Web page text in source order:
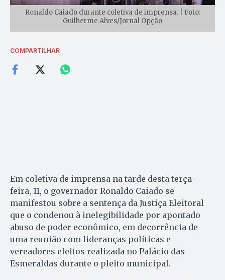
Ronaldo Caiado durante coletiva de imprensa. | Foto:
Guilherme Alves/Jornal Opção
COMPARTILHAR
Em coletiva de imprensa na tarde desta terça-
feira, 11, o governador Ronaldo Caiado se
manifestou sobre a sentença da Justiça Eleitoral
que o condenou à inelegibilidade por apontado
abuso de poder econômico, em decorrência de
uma reunião com lideranças políticas e
vereadores eleitos realizada no Palácio das
Esmeraldas durante o pleito municipal.